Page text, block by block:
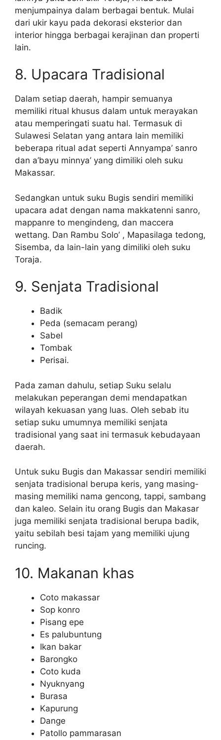
menjumpainya dalam berbagai bentuk. Mulai
dari ukir kayu pada dekorasi eksterior dan
interior hingga berbagai kerajinan dan properti
lain.
8. Upacara Tradisional
Dalam setiap daerah, hampir semuanya
memiliki ritual khusus dalam untuk merayakan
atau memperingati suatu hal. Termasuk di
Sulawesi Selatan yang antara lain memiliki
beberapa ritual adat seperti Annyampa’ sanro
dan a’bayu minnya’ yang dimiliki oleh suku
Makassar.
Sedangkan untuk suku Bugis sendiri memiliki
upacara adat dengan nama makkatenni sanro,
mappanre to mengindeng, dan maccera
wettang. Dan Rambu Solo’ , Mapasilaga tedong,
Sisemba, da lain-lain yang dimiliki oleh suku
Toraja.
9. Senjata Tradisional
Badik
Peda (semacam perang)
Sabel
Tombak
Perisai.
Pada zaman dahulu, setiap Suku selalu
melakukan peperangan demi mendapatkan
wilayah kekuasan yang luas. Oleh sebab itu
setiap suku umumnya memiliki senjata
tradisional yang saat ini termasuk kebudayaan
daerah.
Untuk suku Bugis dan Makassar sendiri memiliki
senjata tradisional berupa keris, yang masing-
masing memiliki nama gencong, tappi, sambang
dan kaleo. Selain itu orang Bugis dan Makasar
juga memiliki senjata tradisional berupa badik,
yaitu sebilah besi tajam yang memiliki ujung
runcing.
10. Makanan khas
Coto makassar
Sop konro
Pisang epe
Es palubuntung
Ikan bakar
Barongko
Coto kuda
Nyuknyang
Burasa
Kapurung
Dange
Patollo pammarasan